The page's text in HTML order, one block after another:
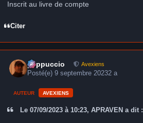
Inscrit au livre de compte
Citer
peppuccio Avexiens
Posté(e)9 septembre 20232 a
AUTEUR AVEXIENS
Le 07/09/2023 à 10:23, APRAVEN a dit :